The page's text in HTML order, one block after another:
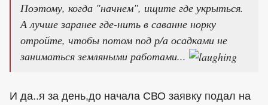
Поэтому, когда "начнем", ищите где укрыться.
А лучше заранее где-нить в саванне норку
отройте, чтобы потом под р/а осадками не
заниматься земляными работами...
И да..я за день,до начала СВО заявку подал на